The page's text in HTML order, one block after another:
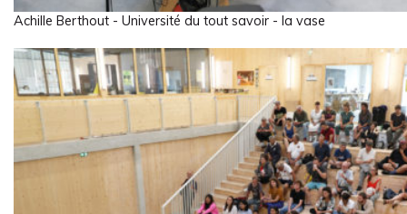
Achille Berthout - Université du tout savoir - la vase